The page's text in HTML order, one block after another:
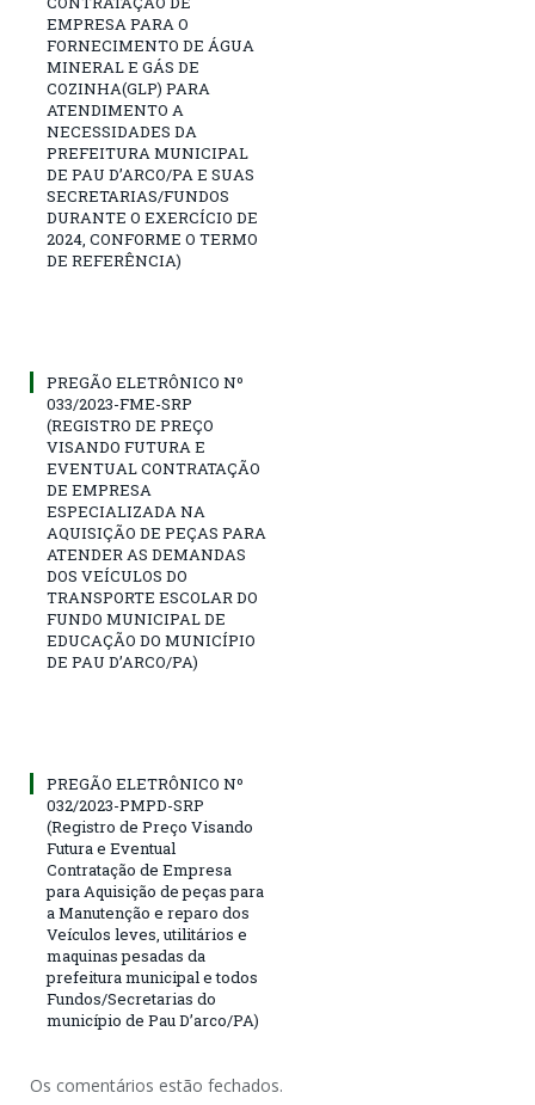
EMPRESA PARA O
FORNECIMENTO DE ÁGUA
MINERAL E GÁS DE
COZINHA(GLP) PARA
ATENDIMENTO A
NECESSIDADES DA
PREFEITURA MUNICIPAL
DE PAU D’ARCO/PA E SUAS
SECRETARIAS/FUNDOS
DURANTE O EXERCÍCIO DE
2024, CONFORME O TERMO
DE REFERÊNCIA)
PREGÃO ELETRÔNICO Nº
033/2023-FME-SRP
(REGISTRO DE PREÇO
VISANDO FUTURA E
EVENTUAL CONTRATAÇÃO
DE EMPRESA
ESPECIALIZADA NA
AQUISIÇÃO DE PEÇAS PARA
ATENDER AS DEMANDAS
DOS VEÍCULOS DO
TRANSPORTE ESCOLAR DO
FUNDO MUNICIPAL DE
EDUCAÇÃO DO MUNICÍPIO
DE PAU D’ARCO/PA)
PREGÃO ELETRÔNICO Nº
032/2023-PMPD-SRP
(Registro de Preço Visando
Futura e Eventual
Contratação de Empresa
para Aquisição de peças para
a Manutenção e reparo dos
Veículos leves, utilitários e
maquinas pesadas da
prefeitura municipal e todos
Fundos/Secretarias do
município de Pau D’arco/PA)
Os comentários estão fechados.